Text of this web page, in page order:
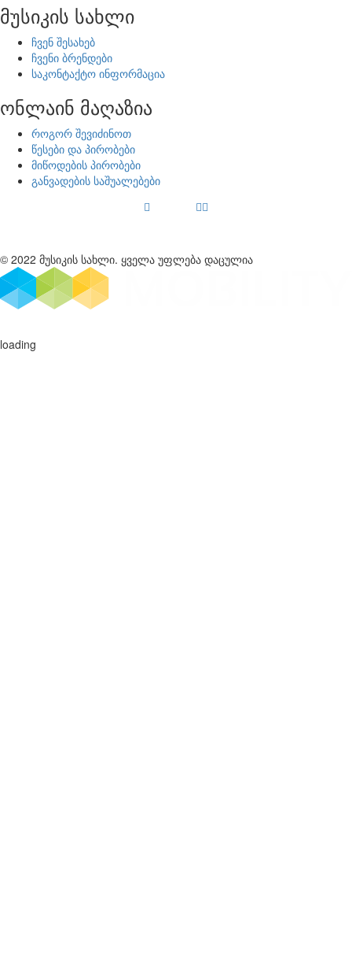
მუსიკის სახლი
ჩვენ შესახებ
ჩვენი ბრენდები
საკონტაქტო ინფორმაცია
ონლაინ მაღაზია
როგორ შევიძინოთ
წესები და პირობები
მიწოდების პირობები
განვადების საშუალებები
© 2022 მუსიკის სახლი. ყველა უფლება დაცულია
loading